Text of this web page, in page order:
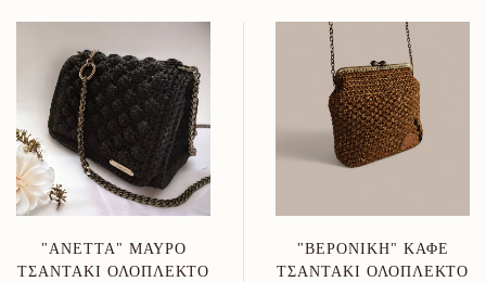
"ANETTA" ΜΑΎΡΟ
ΤΣΑΝΤΆΚΙ ΟΛΌΠΛΕΚΤΟ
"ΒΕΡΟΝΊΚΗ" ΚΑΦΈ
ΤΣΑΝΤΆΚΙ ΟΛΌΠΛΕΚΤΟ